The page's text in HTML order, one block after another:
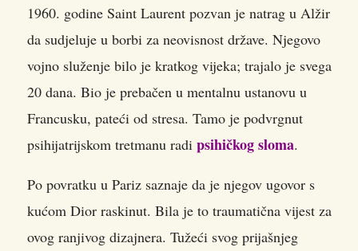
1960. godine Saint Laurent pozvan je natrag u Alžir
da sudjeluje u borbi za neovisnost države. Njegovo
vojno služenje bilo je kratkog vijeka; trajalo je svega
20 dana. Bio je prebačen u mentalnu ustanovu u
Francusku, pateći od stresa. Tamo je podvrgnut
psihijatrijskom tretmanu radi psihičkog sloma.
Po povratku u Pariz saznaje da je njegov ugovor s
kućom Dior raskinut. Bila je to traumatična vijest za
ovog ranjivog dizajnera. Tužeći svog prijašnjeg